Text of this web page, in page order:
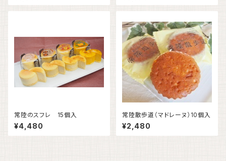
常陸のスフレ 15個入
¥4,480
常陸散歩道（マドレーヌ）10個入
¥2,480